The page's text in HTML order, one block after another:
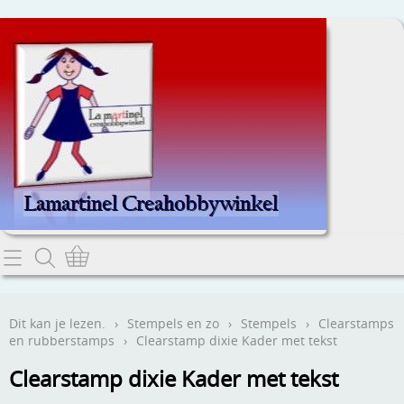
Home
Contact
Webwinkel
Dit kan je lezen. › Stempels en zo › Stempels › Clearstamps
en rubberstamps
› Clearstamp dixie Kader met tekst
Clearstamp dixie Kader met tekst